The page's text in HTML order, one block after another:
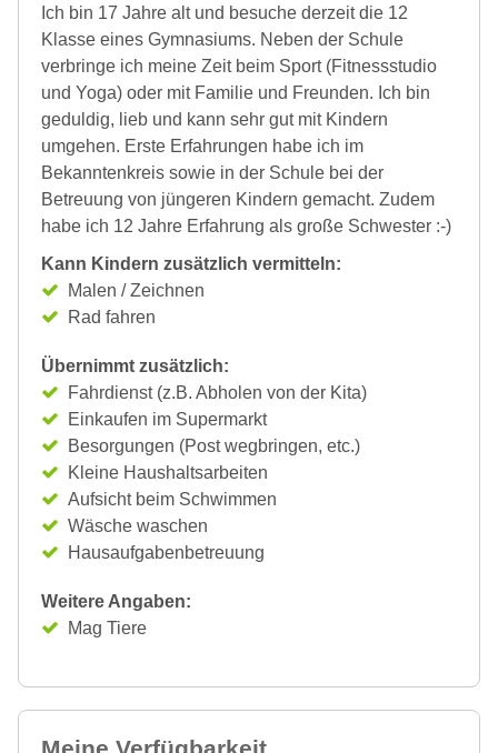
Ich bin 17 Jahre alt und besuche derzeit die 12
Klasse eines Gymnasiums. Neben der Schule
verbringe ich meine Zeit beim Sport (Fitnessstudio
und Yoga) oder mit Familie und Freunden. Ich bin
geduldig, lieb und kann sehr gut mit Kindern
umgehen. Erste Erfahrungen habe ich im
Bekanntenkreis sowie in der Schule bei der
Betreuung von jüngeren Kindern gemacht. Zudem
habe ich 12 Jahre Erfahrung als große Schwester :-)
Kann Kindern zusätzlich vermitteln:
Malen / Zeichnen
Rad fahren
Übernimmt zusätzlich:
Fahrdienst (z.B. Abholen von der Kita)
Einkaufen im Supermarkt
Besorgungen (Post wegbringen, etc.)
Kleine Haushaltsarbeiten
Aufsicht beim Schwimmen
Wäsche waschen
Hausaufgabenbetreuung
Weitere Angaben:
Mag Tiere
Meine Verfügbarkeit